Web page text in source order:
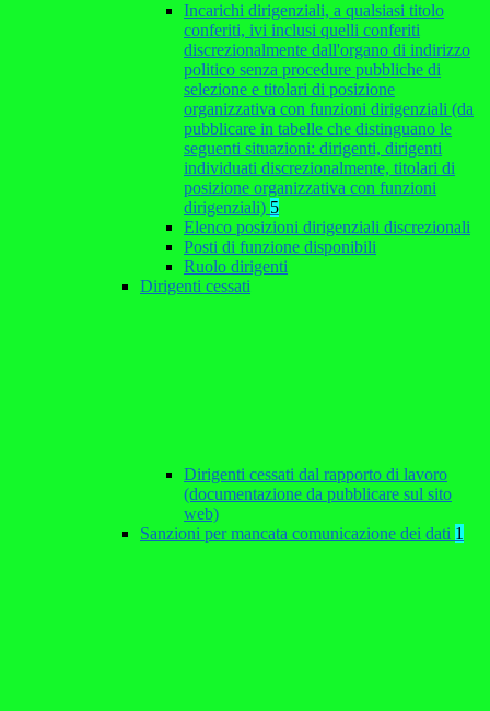
Incarichi dirigenziali, a qualsiasi titolo
conferiti, ivi inclusi quelli conferiti
discrezionalmente dall'organo di indirizzo
politico senza procedure pubbliche di
selezione e titolari di posizione
organizzativa con funzioni dirigenziali (da
pubblicare in tabelle che distinguano le
seguenti situazioni: dirigenti, dirigenti
individuati discrezionalmente, titolari di
posizione organizzativa con funzioni
dirigenziali) 5
Elenco posizioni dirigenziali discrezionali
Posti di funzione disponibili
Ruolo dirigenti
Dirigenti cessati
Dirigenti cessati dal rapporto di lavoro
(documentazione da pubblicare sul sito
web)
Sanzioni per mancata comunicazione dei dati 1